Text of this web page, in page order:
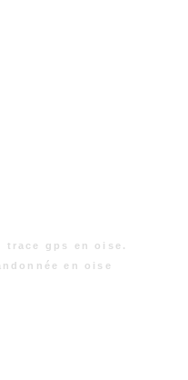
trace gps en oise.
en oise